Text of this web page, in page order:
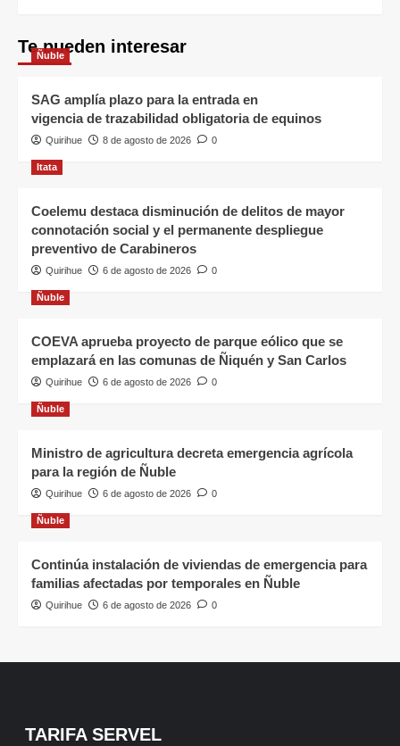
Te pueden interesar
Ñuble
SAG amplía plazo para la entrada en
vigencia de trazabilidad obligatoria de equinos
Quirihue 8 de agosto de 2026 0
Itata
Coelemu destaca disminución de delitos de mayor
connotación social y el permanente despliegue
preventivo de Carabineros
Quirihue 6 de agosto de 2026 0
Ñuble
COEVA aprueba proyecto de parque eólico que se
emplazará en las comunas de Ñiquén y San Carlos
Quirihue 6 de agosto de 2026 0
Ñuble
Ministro de agricultura decreta emergencia agrícola
para la región de Ñuble
Quirihue 6 de agosto de 2026 0
Ñuble
Continúa instalación de viviendas de emergencia para
familias afectadas por temporales en Ñuble
Quirihue 6 de agosto de 2026 0
TARIFA SERVEL